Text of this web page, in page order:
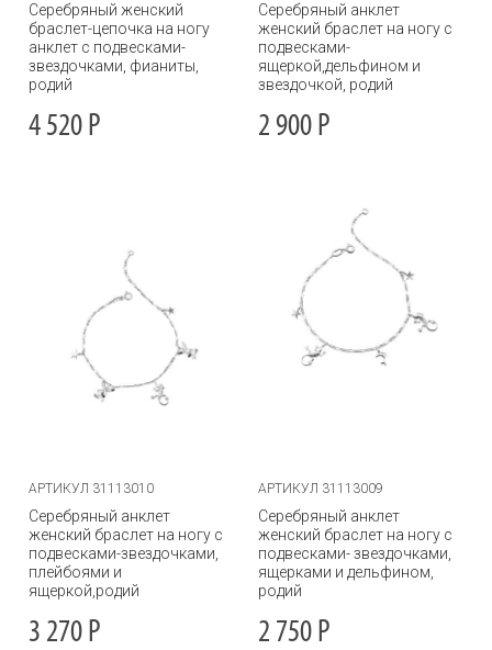
Серебряный женский
браслет-цепочка на ногу
анклет с подвесками-
звездочками, фианиты,
родий
4 520 Р
Серебряный анклет
женский браслет на ногу с
подвесками-
ящеркой,дельфином и
звездочкой, родий
2 900 Р
АРТИКУЛ 31113010
Серебряный анклет
женский браслет на ногу с
подвесками-звездочками,
плейбоями и
ящеркой,родий
3 270 Р
АРТИКУЛ 31113009
Серебряный анклет
женский браслет на ногу с
подвесками- звездочками,
ящерками и дельфином,
родий
2 750 Р